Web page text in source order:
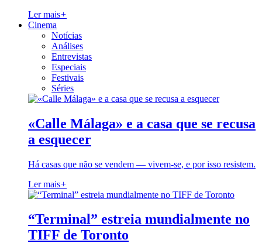
Ler mais+
Cinema
Notícias
Análises
Entrevistas
Especiais
Festivais
Séries
«Calle Málaga» e a casa que se recusa
a esquecer
Há casas que não se vendem — vivem-se, e por isso resistem.
Ler mais+
“Terminal” estreia mundialmente no
TIFF de Toronto